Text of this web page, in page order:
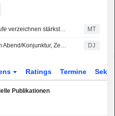
Juli-Hausverkäufe verzeichnen stärkstes jährliches Wachstum 2026, könnten aber den Jahres-Höhepunkt markieren, sagt Zillow MT
ÜBERBLICK am Abend/Konjunktur, Zentralbanken, Politik DJ
Ratings Termine Sektor
Publikationen